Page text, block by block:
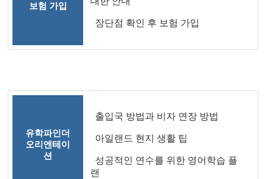
보험 가입
장단점 확인 후 보험 가입
유학파인더
오리엔테이
션
출입국 방법과 비자 연장 방법
아일랜드 현지 생활 팁
성공적인 연수를 위한 영어학습 플
랜